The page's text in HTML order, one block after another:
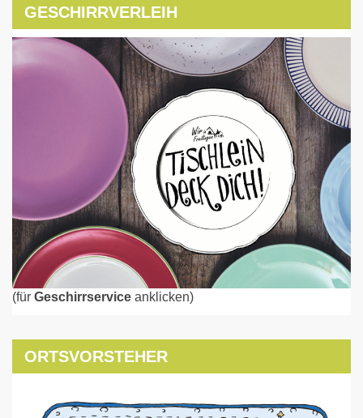
GESCHIRRVERLEIH
(für Geschirrservice anklicken)
ORTSVORSTEHER